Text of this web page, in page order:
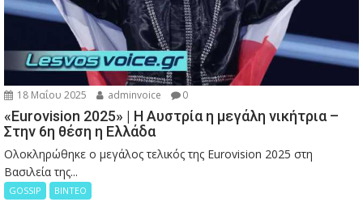
18 Μαΐου 2025 adminvoice 0
«Eurovision 2025» | Η Αυστρία η μεγάλη νικήτρια –
Στην 6η θέση η Ελλάδα
Ολοκληρώθηκε ο μεγάλος τελικός της Eurovision 2025 στη
Βασιλεία της...
GOSSIP ΒΙΝΤΕΟ